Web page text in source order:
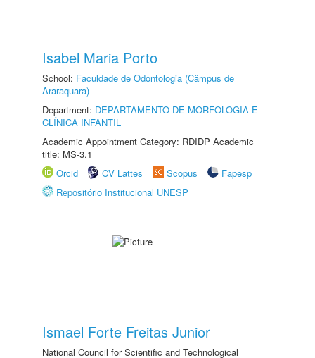
Isabel Maria Porto
School: Faculdade de Odontologia (Câmpus de
Araraquara)
Department: DEPARTAMENTO DE MORFOLOGIA E
CLÍNICA INFANTIL
Academic Appointment Category: RDIDP Academic
title: MS-3.1
Orcid
CV Lattes Scopus
Fapesp
Repositório Institucional UNESP
Ismael Forte Freitas Junior
National Council for Scientific and Technological